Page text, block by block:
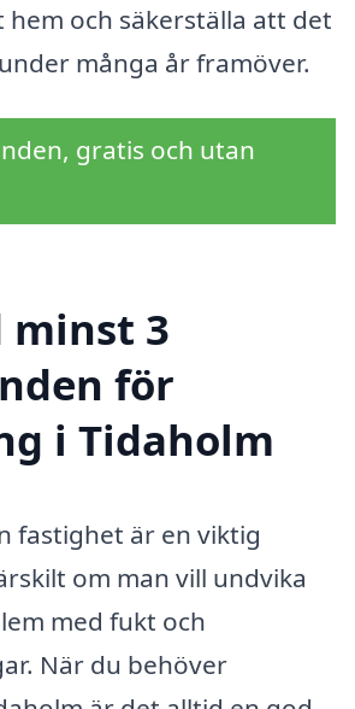
och säkerställa att det
många år framöver.
gratis och utan
minst 3
för
i Tidaholm
fastighet är en viktig
om man vill undvika
med fukt och
När du behöver